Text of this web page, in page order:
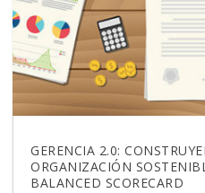
GERENCIA 2.0:
ORGANIZACIÓN
BALANCED SCORECARD